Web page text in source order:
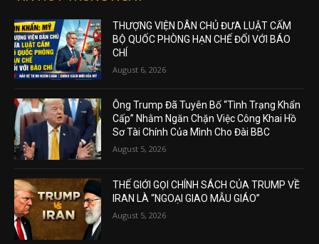
THƯỢNG VIỆN DÂN CHỦ ĐƯA LUẬT CẤM
BỘ QUỐC PHÒNG HẠN CHẾ ĐỐI VỚI BÁO
CHÍ
August 6, 2026
Ông Trump Đã Tuyên Bố “Tình Trạng Khẩn
Cấp” Nhằm Ngăn Chặn Việc Công Khai Hồ
Sơ Tài Chính Của Mình Cho Đài BBC
August 5, 2026
THẾ GIỚI GỌI CHÍNH SÁCH CỦA TRUMP VỀ
IRAN LÀ “NGOẠI GIAO MẪU GIÁO”
August 5, 2026